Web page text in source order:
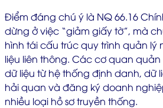
Điểm đáng chú ý là NQ 66.16
dừng ở việc “giảm giấy tờ”, mà
hình tái cấu trúc quy trình quản lý
liệu liên thông. Các cơ quan
dữ liệu từ hệ thống định danh, dữ
hải quan và đăng ký doanh
nhiều loại hồ sơ truyền thống.